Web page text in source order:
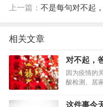
每次回家就像是短暂
毕业之后，我留在北
只有八平米的地下室
算来看我，但我拒绝了
我说 " 刚上班工作很忙
上一篇： 不是每句对不起
相关文章
对不起，
因为疫情的
酸检测、居
一边哀嚎着
这件事今